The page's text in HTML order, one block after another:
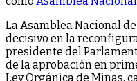
La Asamblea Nacional
decisivo en la
presidente del
de la aprobación en
Ley Orgánica de Minas,